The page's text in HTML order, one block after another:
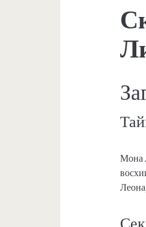
Мона